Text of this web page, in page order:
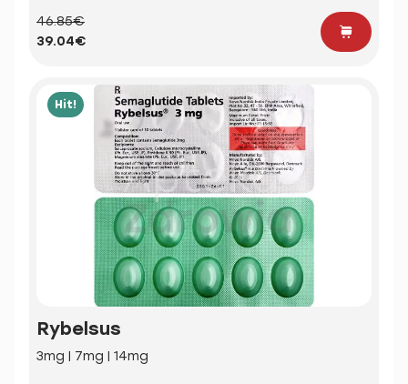
46.85€
39.04€
Hit!
Rybelsus
3mg | 7mg | 14mg